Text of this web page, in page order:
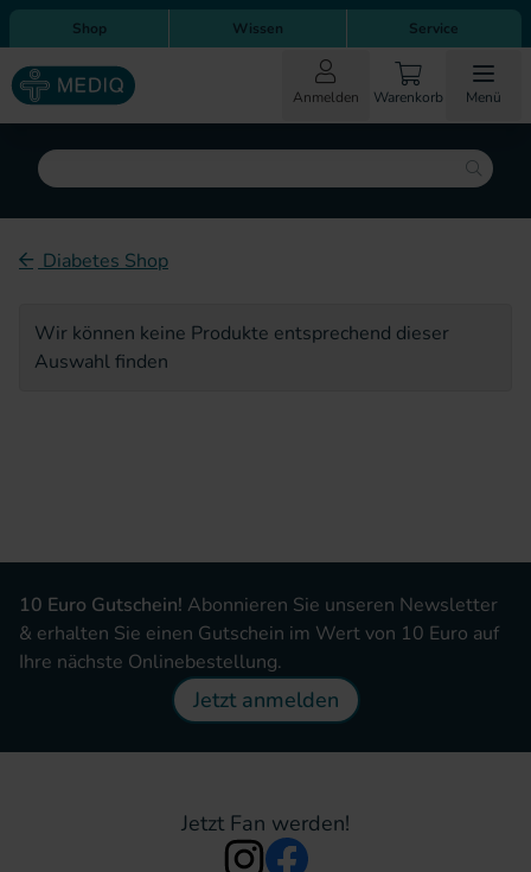
Direkt zum Inhalt
Direkt zur Hauptnavigation
Shop Wissen Service
Anmelden Warenkorb Menü
Suche
Diabetes Shop
Wir können keine Produkte entsprechend dieser
Auswahl finden
10 Euro Gutschein! Abonnieren Sie unseren Newsletter
& erhalten Sie einen Gutschein im Wert von 10 Euro auf
Ihre nächste Onlinebestellung.
Jetzt anmelden
Jetzt Fan werden!